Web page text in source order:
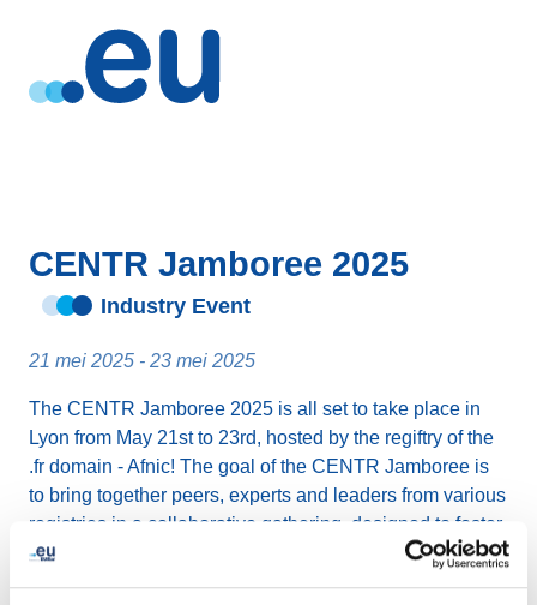
CENTR Jamboree 2025
Industry Event
21 mei 2025 - 23 mei 2025
The CENTR Jamboree 2025 is all set to take place in
Lyon from May 21st to 23rd, hosted by the regiftry of the
.fr domain - Afnic! The goal of the CENTR Jamboree is
to bring together peers, experts and leaders from various
registries in a collaborative gathering, designed to foster
knowledge exchange, discuss shared challenges,